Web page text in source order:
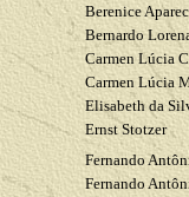
Berenice
Bernardo
CarmenLúcia
Carmen Lúcia
Elisabeth da
Ernst Stotzer
Fernando
Fernando